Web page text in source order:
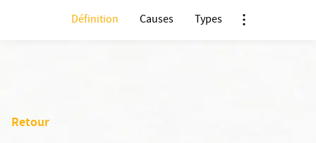
Définition Causes Types
Retour